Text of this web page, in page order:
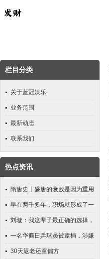
栏目分类
关于蓝冠娱乐
业务范围
最新动态
联系我们
热点资讯
隋唐史丨盛唐的衰败是因为重用
胡将安禄山？深层逻辑并非如此
早在两千多年，职场就形成了一
个怪圈，像白起这样的人就必须
得死
刘璇：我这辈子最正确的选择，
就是在41岁高龄为大丈夫生女
儿
一名华裔日乒球员被逮捕，涉嫌
猥亵！张本智和“拜鬼”，拒绝道
30天返老还童偏方